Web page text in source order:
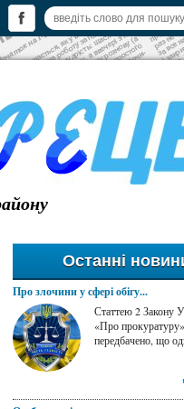
Останні
Про злочини у сфері обігу...
Статтею 2 Закону
«Про прокуратуру»
передбачено, що